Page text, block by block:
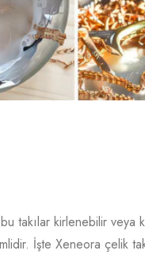
takılar kirlenebilir
İşte Xeneora çelik